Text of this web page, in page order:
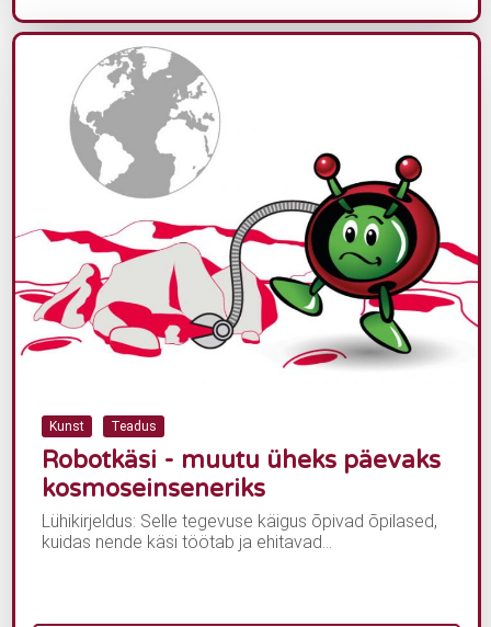
Kunst Teadus
Robotkäsi - muutu üheks päevaks
kosmoseinseneriks
Lühikirjeldus: Selle tegevuse käigus õpivad õpilased,
kuidas nende käsi töötab ja ehitavad...